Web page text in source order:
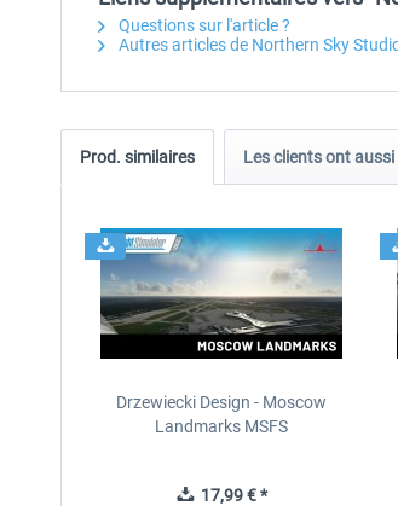
Questions sur l'article ?
Autres articles de Northern Sky
Prod. similaires Les clients ont
Drzewiecki Design - Moscow
Landmarks MSFS
17,99 € *